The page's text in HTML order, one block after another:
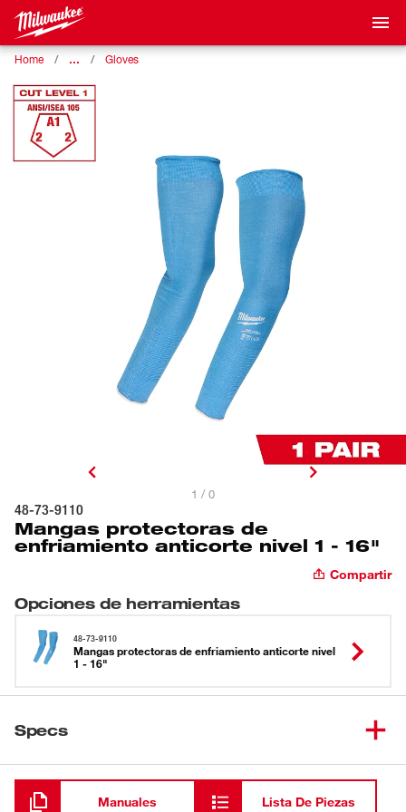
Home … Gloves
1 / 0
48-73-9110
Mangas protectoras de
enfriamiento anticorte nivel 1 - 16"
Compartir
Opciones de herramientas
48-73-9110
Mangas protectoras de enfriamiento anticorte nivel
1 - 16"
Specs
Cargando
Manuales Lista De Piezas